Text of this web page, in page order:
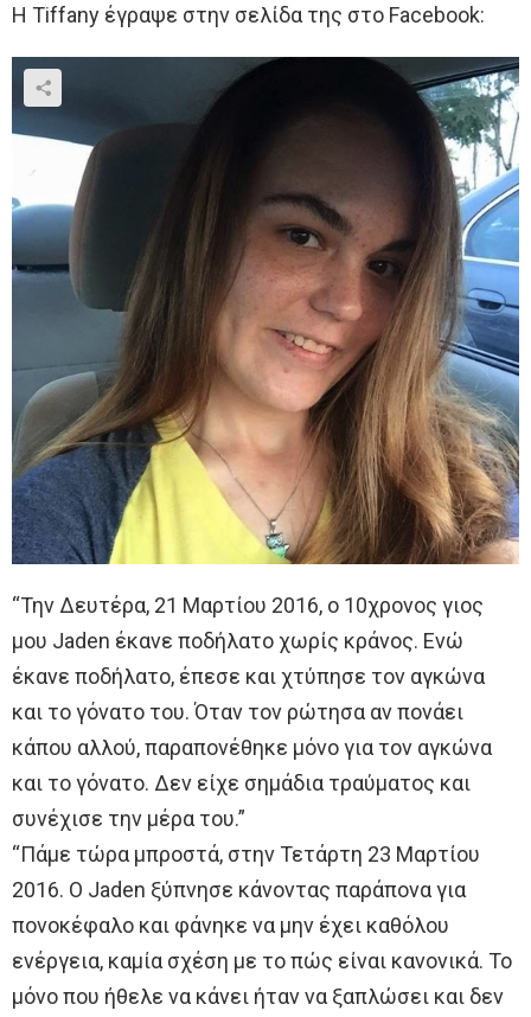
Η Tiffany έγραψε στην σελίδα της στο Facebook:
“Την Δευτέρα, 21 Μαρτίου 2016, ο 10χρονος γιος
μου Jaden έκανε ποδήλατο χωρίς κράνος. Ενώ
έκανε ποδήλατο, έπεσε και χτύπησε τον αγκώνα
και το γόνατο του. Όταν τον ρώτησα αν πονάει
κάπου αλλού, παραπονέθηκε μόνο για τον αγκώνα
και το γόνατο. Δεν είχε σημάδια τραύματος και
συνέχισε την μέρα του.”
“Πάμε τώρα μπροστά, στην Τετάρτη 23 Μαρτίου
2016. Ο Jaden ξύπνησε κάνοντας παράπονα για
πονοκέφαλο και φάνηκε να μην έχει καθόλου
ενέργεια, καμία σχέση με το πώς είναι κανονικά. Το
μόνο που ήθελε να κάνει ήταν να ξαπλώσει και δεν